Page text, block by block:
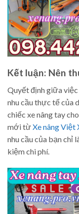
Kết luận: Nên
Quyết định giữa việc
nhu cầu thực tế của
chiếc xe nâng tay
mới từXe nâng Việt
nhu cầu của bạn chỉ
kiệm chi phí.